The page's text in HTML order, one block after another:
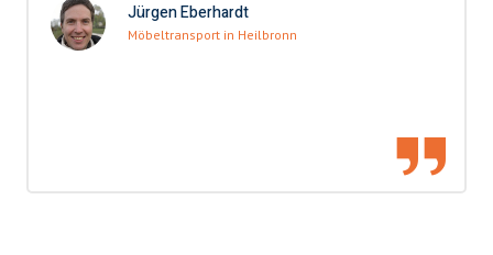
Jürgen Eberhardt
Möbeltransport in Heilbronn